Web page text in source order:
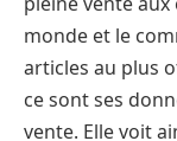
monde et le
articles au plus
ce sont ses
vente. Elle voit